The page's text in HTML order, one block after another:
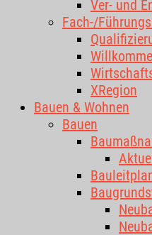
Ver- und
Fach-/
XRegion
Bauen & Wohnen
Bauen